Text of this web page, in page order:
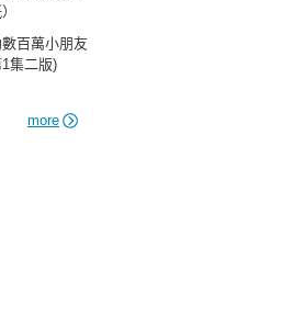
百萬小朋友
集二版)
more